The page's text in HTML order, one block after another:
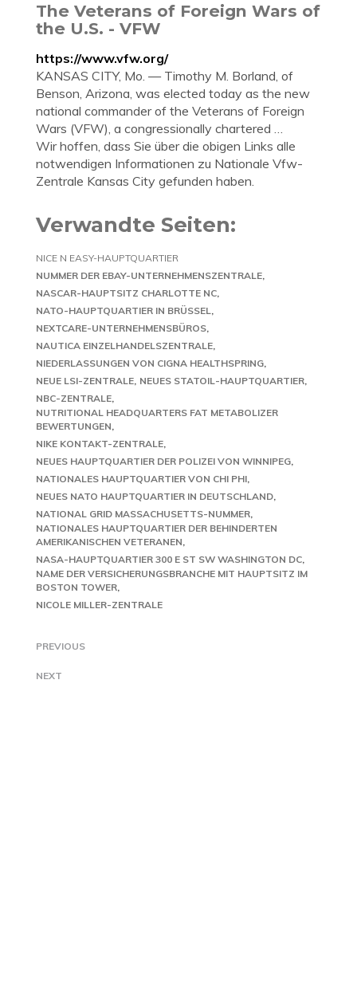
The Veterans of Foreign Wars of
the U.S. - VFW
https://www.vfw.org/
KANSAS CITY, Mo. — Timothy M. Borland, of
Benson, Arizona, was elected today as the new
national commander of the Veterans of Foreign
Wars (VFW), a congressionally chartered …
Wir hoffen, dass Sie über die obigen Links alle
notwendigen Informationen zu Nationale Vfw-
Zentrale Kansas City gefunden haben.
Verwandte Seiten:
NICE N EASY-HAUPTQUARTIER
NUMMER DER EBAY-UNTERNEHMENSZENTRALE
NASCAR-HAUPTSITZ CHARLOTTE NC
NATO-HAUPTQUARTIER IN BRÜSSEL
NEXTCARE-UNTERNEHMENSBÜROS
NAUTICA EINZELHANDELSZENTRALE
NIEDERLASSUNGEN VON CIGNA HEALTHSPRING
NEUE LSI-ZENTRALE NEUES STATOIL-HAUPTQUARTIER
NBC-ZENTRALE
NUTRITIONAL HEADQUARTERS FAT METABOLIZER
BEWERTUNGEN
NIKE KONTAKT-ZENTRALE
NEUES HAUPTQUARTIER DER POLIZEI VON WINNIPEG
NATIONALES HAUPTQUARTIER VON CHI PHI
NEUES NATO HAUPTQUARTIER IN DEUTSCHLAND
NATIONAL GRID MASSACHUSETTS-NUMMER
NATIONALES HAUPTQUARTIER DER BEHINDERTEN
AMERIKANISCHEN VETERANEN
NASA-HAUPTQUARTIER 300 E ST SW WASHINGTON DC
NAME DER VERSICHERUNGSBRANCHE MIT HAUPTSITZ IM
BOSTON TOWER
NICOLE MILLER-ZENTRALE
PREVIOUS
NEXT